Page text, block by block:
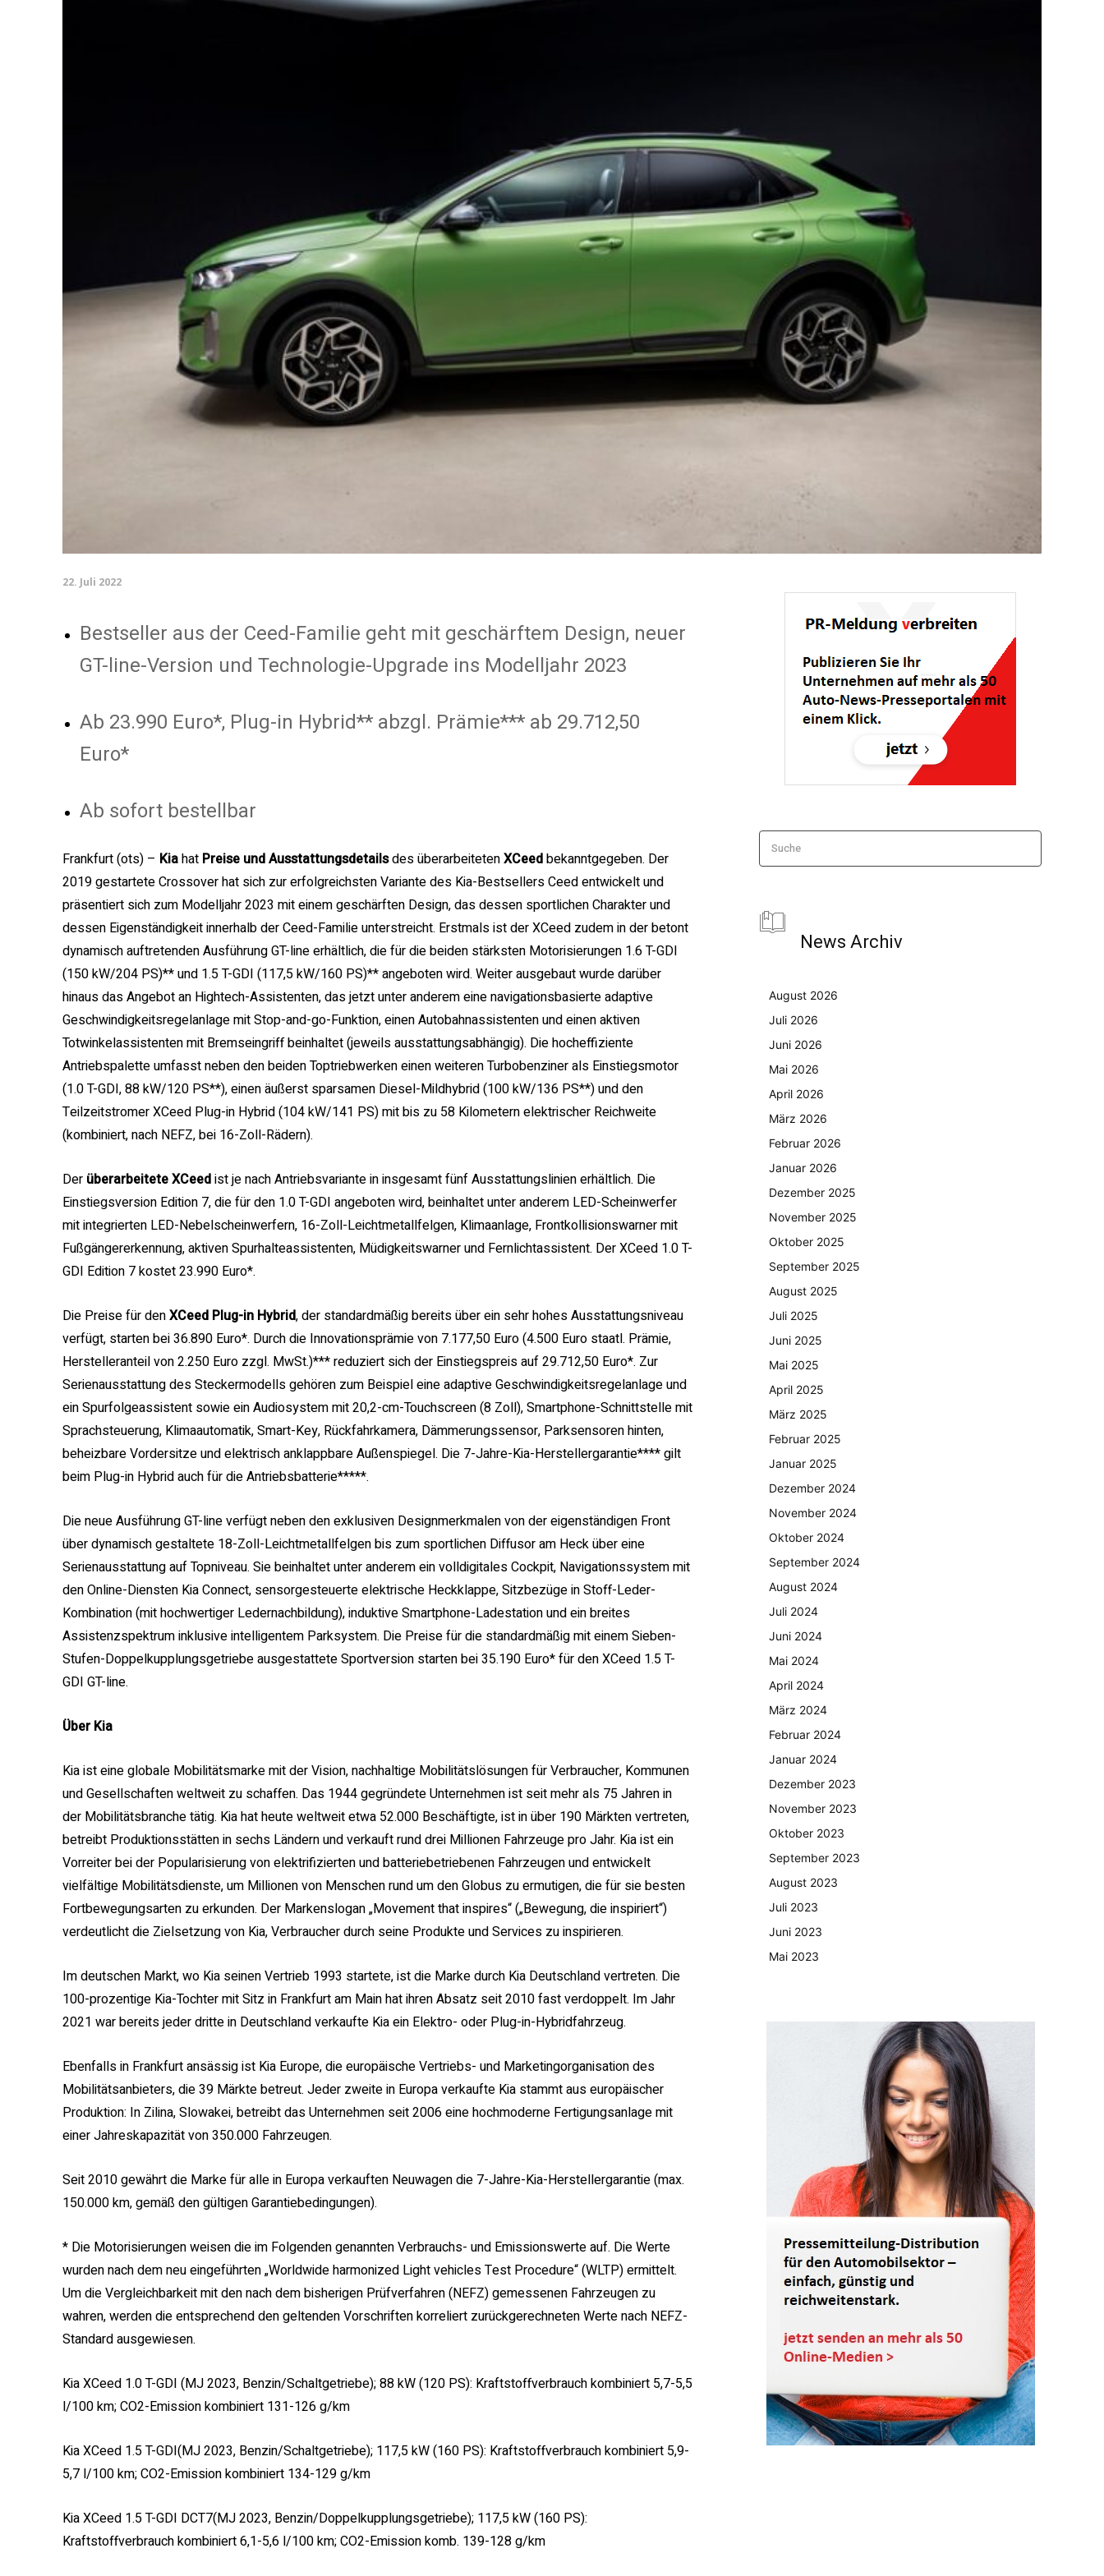
22. Juli 2022
Bestseller aus der Ceed-Familie geht mit geschärftem Design, neuer
GT-line-Version und Technologie-Upgrade ins Modelljahr 2023
Ab 23.990 Euro*, Plug-in Hybrid** abzgl. Prämie*** ab 29.712,50
Euro*
Ab sofort bestellbar
Frankfurt (ots) – Kiahat Preise und Ausstattungsdetailsdes überarbeitetenXCeedbekanntgegeben. Der
2019 gestartete Crossover hat sich zur erfolgreichsten Variante des Kia-Bestsellers Ceed entwickelt und
präsentiert sich zum Modelljahr 2023 mit einem geschärften Design, das dessen sportlichen Charakter und
dessen Eigenständigkeit innerhalb der Ceed-Familie unterstreicht. Erstmals ist der XCeed zudem in der betont
dynamisch auftretenden Ausführung GT-line erhältlich, die für die beiden stärksten Motorisierungen 1.6 T-GDI
(150 kW/204 PS)** und 1.5 T-GDI (117,5 kW/160 PS)** angeboten wird. Weiter ausgebaut wurde darüber
hinaus das Angebot an Hightech-Assistenten, das jetzt unter anderem eine navigationsbasierte adaptive
Geschwindigkeitsregelanlage mit Stop-and-go-Funktion, einen Autobahnassistenten und einen aktiven
Totwinkelassistenten mit Bremseingriff beinhaltet (jeweils ausstattungsabhängig). Die hocheffiziente
Antriebspalette umfasst neben den beiden Toptriebwerken einen weiteren Turbobenziner als Einstiegsmotor
(1.0 T-GDI, 88 kW/120 PS**), einen äußerst sparsamen Diesel-Mildhybrid (100 kW/136 PS**) und den
Teilzeitstromer XCeed Plug-in Hybrid (104 kW/141 PS) mit bis zu 58 Kilometern elektrischer Reichweite
(kombiniert, nach NEFZ, bei 16-Zoll-Rädern).
Der überarbeitete XCeedist je nach Antriebsvariante in insgesamt fünf Ausstattungslinien erhältlich. Die
Einstiegsversion Edition 7, die für den 1.0 T-GDI angeboten wird, beinhaltet unter anderem LED-Scheinwerfer
mit integrierten LED-Nebelscheinwerfern, 16-Zoll-Leichtmetallfelgen, Klimaanlage, Frontkollisionswarner mit
Fußgängererkennung, aktiven Spurhalteassistenten, Müdigkeitswarner und Fernlichtassistent. Der XCeed 1.0 T-
GDI Edition 7 kostet 23.990 Euro*.
Die Preise für denXCeed Plug-in Hybrid, der standardmäßig bereits über ein sehr hohes Ausstattungsniveau
verfügt, starten bei 36.890 Euro*. Durch die Innovationsprämie von 7.177,50 Euro (4.500 Euro staatl. Prämie,
Herstelleranteil von 2.250 Euro zzgl. MwSt.)*** reduziert sich der Einstiegspreis auf 29.712,50 Euro*. Zur
Serienausstattung des Steckermodells gehören zum Beispiel eine adaptive Geschwindigkeitsregelanlage und
ein Spurfolgeassistent sowie ein Audiosystem mit 20,2-cm-Touchscreen (8 Zoll), Smartphone-Schnittstelle mit
Sprachsteuerung, Klimaautomatik, Smart-Key, Rückfahrkamera, Dämmerungssensor, Parksensoren hinten,
beheizbare Vordersitze und elektrisch anklappbare Außenspiegel. Die 7-Jahre-Kia-Herstellergarantie**** gilt
beim Plug-in Hybrid auch für die Antriebsbatterie*****.
Die neue Ausführung GT-line verfügt neben den exklusiven Designmerkmalen von der eigenständigen Front
über dynamisch gestaltete 18-Zoll-Leichtmetallfelgen bis zum sportlichen Diffusor am Heck über eine
Serienausstattung auf Topniveau. Sie beinhaltet unter anderem ein volldigitales Cockpit, Navigationssystem mit
den Online-Diensten Kia Connect, sensorgesteuerte elektrische Heckklappe, Sitzbezüge in Stoff-Leder-
Kombination (mit hochwertiger Ledernachbildung), induktive Smartphone-Ladestation und ein breites
Assistenzspektrum inklusive intelligentem Parksystem. Die Preise für die standardmäßig mit einem Sieben-
Stufen-Doppelkupplungsgetriebe ausgestattete Sportversion starten bei 35.190 Euro* für den XCeed 1.5 T-
GDI GT-line.
Über Kia
Kia ist eine globale Mobilitätsmarke mit der Vision, nachhaltige Mobilitätslösungen für Verbraucher, Kommunen
und Gesellschaften weltweit zu schaffen. Das 1944 gegründete Unternehmen ist seit mehr als 75 Jahren in
der Mobilitätsbranche tätig. Kia hat heute weltweit etwa 52.000 Beschäftigte, ist in über 190 Märkten vertreten,
betreibt Produktionsstätten in sechs Ländern und verkauft rund drei Millionen Fahrzeuge pro Jahr. Kia ist ein
Vorreiter bei der Popularisierung von elektrifizierten und batteriebetriebenen Fahrzeugen und entwickelt
vielfältige Mobilitätsdienste, um Millionen von Menschen rund um den Globus zu ermutigen, die für sie besten
Fortbewegungsarten zu erkunden. Der Markenslogan „Movement that inspires“ („Bewegung, die inspiriert“)
verdeutlicht die Zielsetzung von Kia, Verbraucher durch seine Produkte und Services zu inspirieren.
Im deutschen Markt, wo Kia seinen Vertrieb 1993 startete, ist die Marke durch Kia Deutschland vertreten. Die
100-prozentige Kia-Tochter mit Sitz in Frankfurt am Main hat ihren Absatz seit 2010 fast verdoppelt. Im Jahr
2021 war bereits jeder dritte in Deutschland verkaufte Kia ein Elektro- oder Plug-in-Hybridfahrzeug.
Ebenfalls in Frankfurt ansässig ist Kia Europe, die europäische Vertriebs- und Marketingorganisation des
Mobilitätsanbieters, die 39 Märkte betreut. Jeder zweite in Europa verkaufte Kia stammt aus europäischer
Produktion: In Zilina, Slowakei, betreibt das Unternehmen seit 2006 eine hochmoderne Fertigungsanlage mit
einer Jahreskapazität von 350.000 Fahrzeugen.
Seit 2010 gewährt die Marke für alle in Europa verkauften Neuwagen die 7-Jahre-Kia-Herstellergarantie (max.
150.000 km, gemäß den gültigen Garantiebedingungen).
* Die Motorisierungen weisen die im Folgenden genannten Verbrauchs- und Emissionswerte auf. Die Werte
wurden nach dem neu eingeführten „Worldwide harmonized Light vehicles Test Procedure“ (WLTP) ermittelt.
Um die Vergleichbarkeit mit den nach dem bisherigen Prüfverfahren (NEFZ) gemessenen Fahrzeugen zu
wahren, werden die entsprechend den geltenden Vorschriften korreliert zurückgerechneten Werte nach NEFZ-
Standard ausgewiesen.
Kia XCeed 1.0 T-GDI (MJ 2023, Benzin/Schaltgetriebe); 88 kW (120 PS): Kraftstoffverbrauch kombiniert 5,7-5,5
l/100 km; CO2-Emission kombiniert 131-126 g/km
Kia XCeed 1.5 T-GDI(MJ 2023, Benzin/Schaltgetriebe); 117,5 kW (160 PS): Kraftstoffverbrauch kombiniert 5,9-
5,7 l/100 km; CO2-Emission kombiniert 134-129 g/km
Kia XCeed 1.5 T-GDI DCT7(MJ 2023, Benzin/Doppelkupplungsgetriebe); 117,5 kW (160 PS):
Kraftstoffverbrauch kombiniert 6,1-5,6 l/100 km; CO2-Emission komb. 139-128 g/km
Suche
News Archiv
August 2026
Juli 2026
Juni 2026
Mai 2026
April 2026
März 2026
Februar 2026
Januar 2026
Dezember 2025
November 2025
Oktober 2025
September 2025
August 2025
Juli 2025
Juni 2025
Mai 2025
April 2025
März 2025
Februar 2025
Januar 2025
Dezember 2024
November 2024
Oktober 2024
September 2024
August 2024
Juli 2024
Juni 2024
Mai 2024
April 2024
März 2024
Februar 2024
Januar 2024
Dezember 2023
November 2023
Oktober 2023
September 2023
August 2023
Juli 2023
Juni 2023
Mai 2023